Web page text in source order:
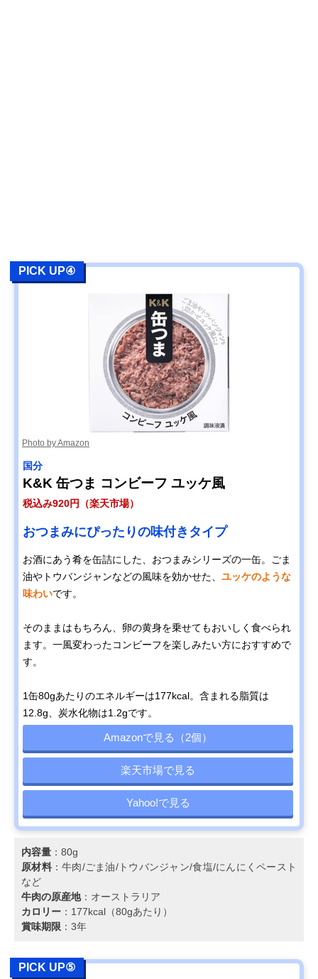
PICK UP④
Photo by Amazon
国分
K&K 缶つま コンビーフ ユッケ風
税込み920円（楽天市場）
おつまみにぴったりの味付きタイプ
お酒にあう肴を缶詰にした、おつまみシリーズの一缶。ごま
油やトウバンジャンなどの風味を効かせた、 ユッケのような
味わいです。
そのままはもちろん、卵の黄身を乗せてもおいしく食べられ
ます。一風変わったコンビーフを楽しみたい方におすすめで
す。
1缶80gあたりのエネルギーは177kcal。含まれる脂質は
12.8g、炭水化物は1.2gです。
Amazonで見る（2個）
楽天市場で見る
Yahoo!で見る
内容量 ：80g
原材料：牛肉/ごま油/トウバンジャン/食塩/にんにくペースト
など
牛肉の原産地：オーストラリア
カロリー ：177kcal（80gあたり）
賞味期限 ：3年
PICK UP⑤